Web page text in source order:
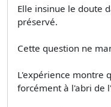
Elle insinue le doute
préservé.
Cette question ne
L'expérience montre
forcément à l'abri de